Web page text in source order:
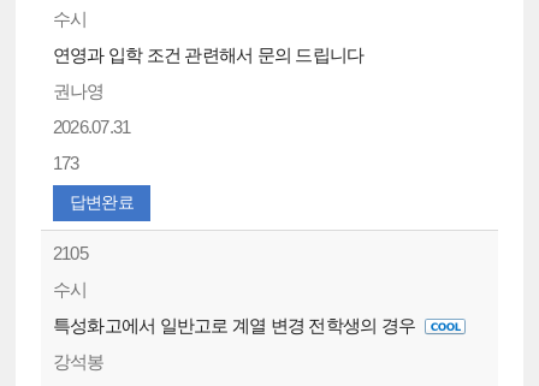
수시
연영과 입학 조건 관련해서 문의 드립니다
권나영
2026.07.31
173
답변완료
2105
수시
특성화고에서 일반고로 계열 변경 전학생의 경우
강석봉